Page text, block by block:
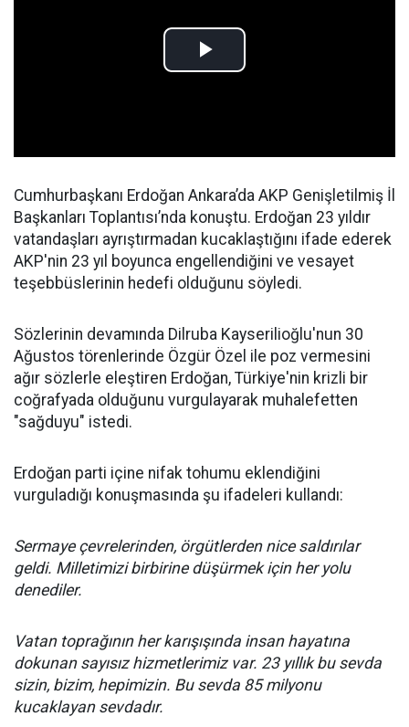
Cumhurbaşkanı Erdoğan Ankara’da AKP Genişletilmiş İl
Başkanları Toplantısı’nda konuştu. Erdoğan 23 yıldır
vatandaşları ayrıştırmadan kucaklaştığını ifade ederek
AKP'nin 23 yıl boyunca engellendiğini ve vesayet
teşebbüslerinin hedefi olduğunu söyledi.
Sözlerinin devamında Dilruba Kayserilioğlu'nun 30
Ağustos törenlerinde Özgür Özel ile poz vermesini
ağır sözlerle eleştiren Erdoğan, Türkiye'nin krizli bir
coğrafyada olduğunu vurgulayarak muhalefetten
"sağduyu" istedi.
Erdoğan parti içine nifak tohumu eklendiğini
vurguladığı konuşmasında şu ifadeleri kullandı:
Sermaye çevrelerinden, örgütlerden nice saldırılar
geldi. Milletimizi birbirine düşürmek için her yolu
denediler.
Vatan toprağının her karışışında insan hayatına
dokunan sayısız hizmetlerimiz var. 23 yıllık bu sevda
sizin, bizim, hepimizin. Bu sevda 85 milyonu
kucaklayan sevdadır.